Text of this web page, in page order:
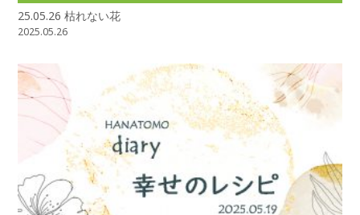
25.05.26 枯れない花
2025.05.26